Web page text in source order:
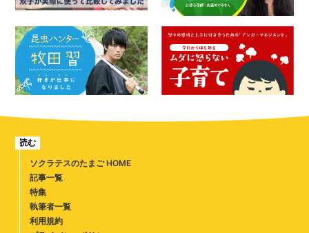
読む
ソクラテスのたまご HOME
記事一覧
特集
執筆者一覧
利用規約